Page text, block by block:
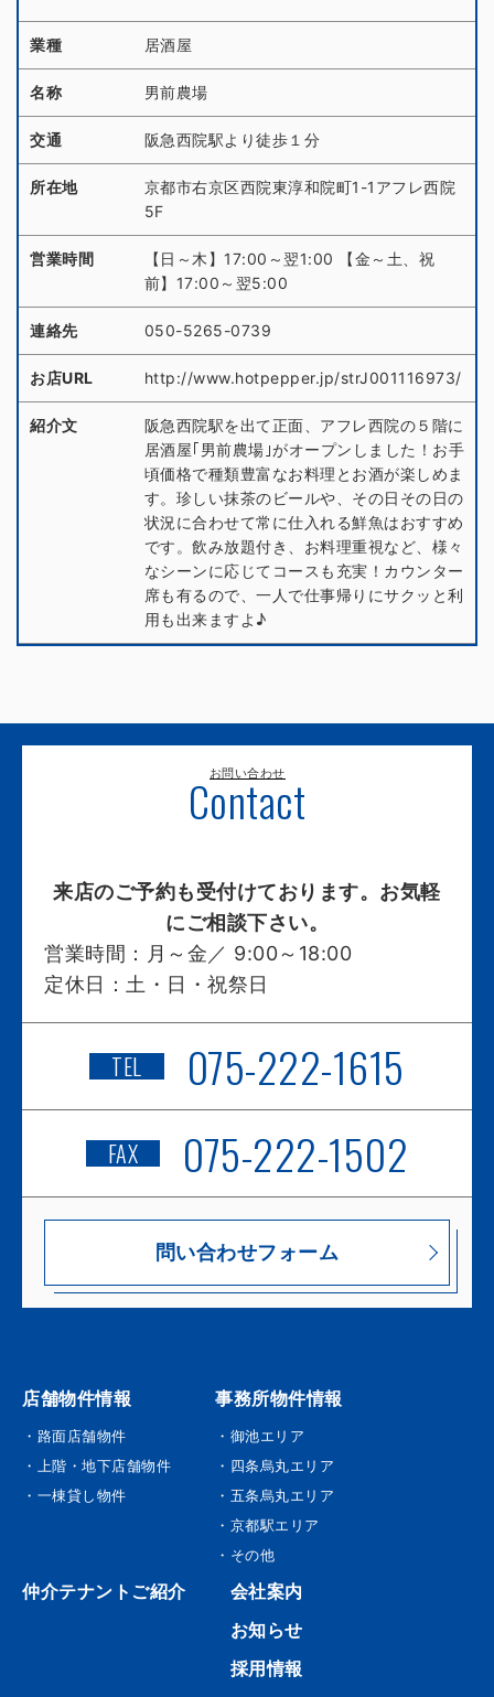
業種 居酒屋
名称 男前農場
交通 阪急西院駅より徒歩１分
所在地
京都市右京区西院東淳和院町1-1アフレ西院
5F
営業時間
【日～木】17:00～翌1:00 【金～土、祝
前】17:00～翌5:00
連絡先 050-5265-0739
お店URL http://www.hotpepper.jp/strJ001116973/
紹介文
阪急西院駅を出て正面、アフレ西院の５階に
居酒屋｢男前農場｣がオープンしました！お手
頃価格で種類豊富なお料理とお酒が楽しめま
す。珍しい抹茶のビールや、その日その日の
状況に合わせて常に仕入れる鮮魚はおすすめ
です。飲み放題付き、お料理重視など、様々
なシーンに応じてコースも充実！カウンター
席も有るので、一人で仕事帰りにサクッと利
用も出来ますよ♪
お問い合わせ
Contact
来店のご予約も受付けております。お気軽
にご相談下さい。
営業時間：
月～金／ 9:00～18:00
定休日： 土・日・祝祭日
TEL 075-222-1615
FAX 075-222-1502
問い合わせフォーム
店舗物件情報
・路面店舗物件
・上階・地下店舗物件
・一棟貸し物件
事務所物件情報
・御池エリア
・四条烏丸エリア
・五条烏丸エリア
・京都駅エリア
・その他
仲介テナントご紹介
会社案内
お知らせ
採用情報